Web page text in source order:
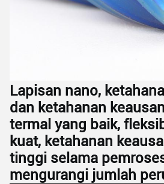
Lapisan nano,
dan ketahanan
termal yang baik,
kuat, ketahanan
tinggi selama
mengurangi jumlah